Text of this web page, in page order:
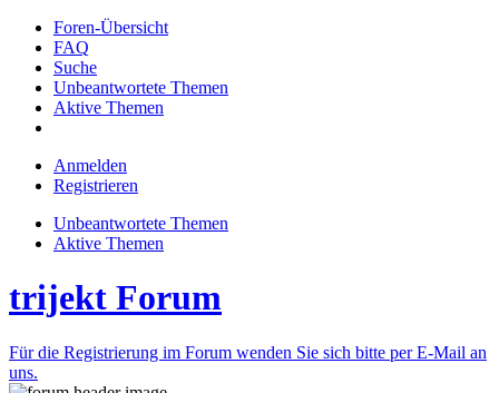
Foren-Übersicht
FAQ
Suche
Unbeantwortete Themen
Aktive Themen
Anmelden
Registrieren
Unbeantwortete Themen
Aktive Themen
trijekt Forum
Für die Registrierung im Forum wenden Sie sich bitte per E-Mail an
uns.